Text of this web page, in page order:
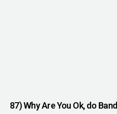
87) Why Are You Ok, do